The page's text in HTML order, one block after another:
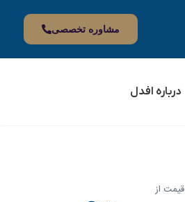
مشاوره تخصصی
درباره افدل
قیمت از